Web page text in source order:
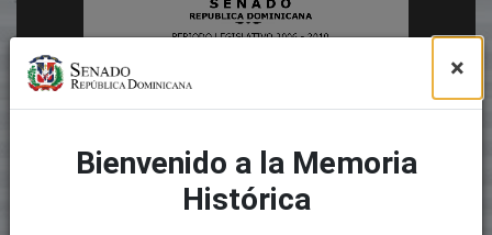
×
Bienvenido a la Memoria
Histórica